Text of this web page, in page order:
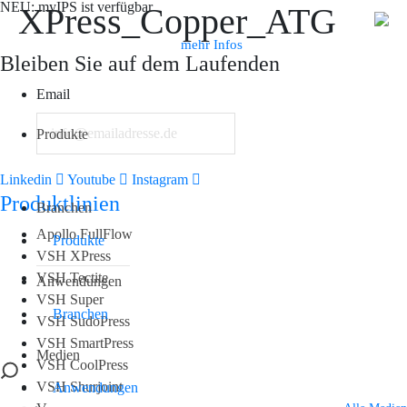
NEU: myIPS ist verfügbar
mehr Infos
Produkte
Branchen
Anwendungen
Medien
Produkte
Branchen
Anwendungen
XPress_Copper_ATG
Bleiben Sie auf dem Laufenden
Email
Linkedin Youtube Instagram
Produktlinien
Apollo FullFlow
VSH XPress
VSH Tectite
VSH Super
VSH SudoPress
VSH SmartPress
VSH CoolPress
VSH Shurjoint